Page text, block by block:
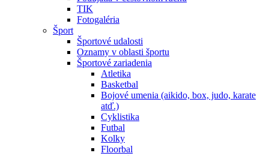
TIK
Fotogaléria
Šport
Športové udalosti
Oznamy v oblasti športu
Športové zariadenia
Atletika
Basketbal
Bojové umenia (aikido, box, judo, karate
atď.)
Cyklistika
Futbal
Kolky
Floorbal